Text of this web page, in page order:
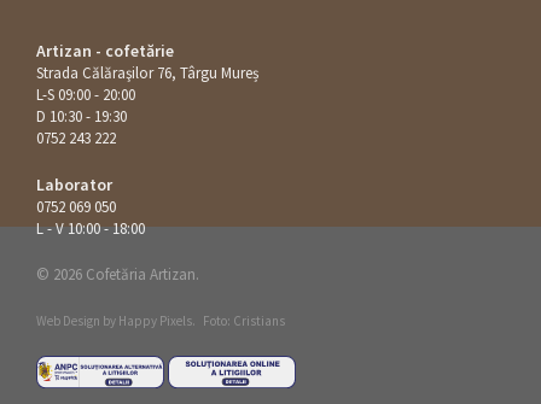
Artizan - cofetărie
Strada Călăraşilor 76, Târgu Mureș
L-S 09:00 - 20:00
D 10:30 - 19:30
0752 243 222
Laborator
0752 069 050
L - V 10:00 - 18:00
© 2026 Cofetăria Artizan.
Web Design by Happy Pixels. Foto: Cristians